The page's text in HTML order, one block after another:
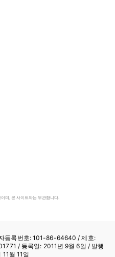
며, 본 사이트와는 무관합니다.
등록번호: 101-86-64640 / 제호:
/ 등록일: 2011년 9월 6일 / 발행
11월 11일